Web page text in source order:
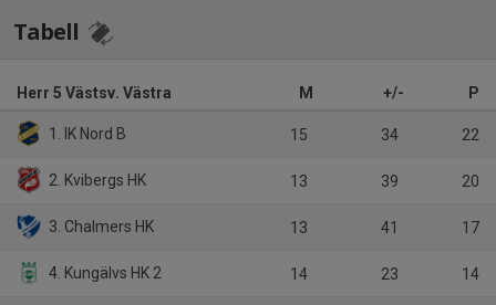
Tabell
Herr 5 Västsv. Västra M +/- P
1. IK Nord B 15 34 22
2. Kvibergs HK 13 39 20
3. Chalmers HK 13 41 17
4. Kungälvs HK 2 14 23 14